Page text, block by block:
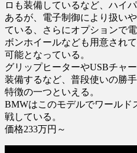
ロも装備しているなど、ハイ
あるが、電子制御により扱い
ている、さらにオプションで
ボンホイールなども用意され
可能となっている。
グリップヒーターやUSBチャ
装備するなど、普段使いの勝
特徴の一つといえる。
BMWはこのモデルでワールド
戦している。
価格233万円～